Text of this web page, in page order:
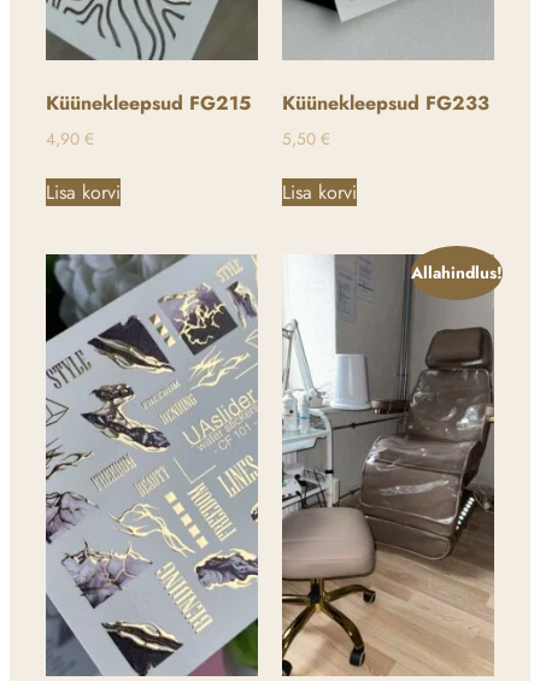
Küünekleepsud FG215
4,90 €
Lisa korvi
Küünekleepsud FG233
5,50 €
Lisa korvi
Allahindlus!